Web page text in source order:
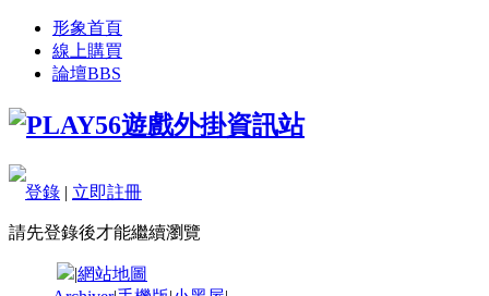
形象首頁
線上購買
論壇BBS
登錄 | 立即註冊
請先登錄後才能繼續瀏覽
|網站地圖